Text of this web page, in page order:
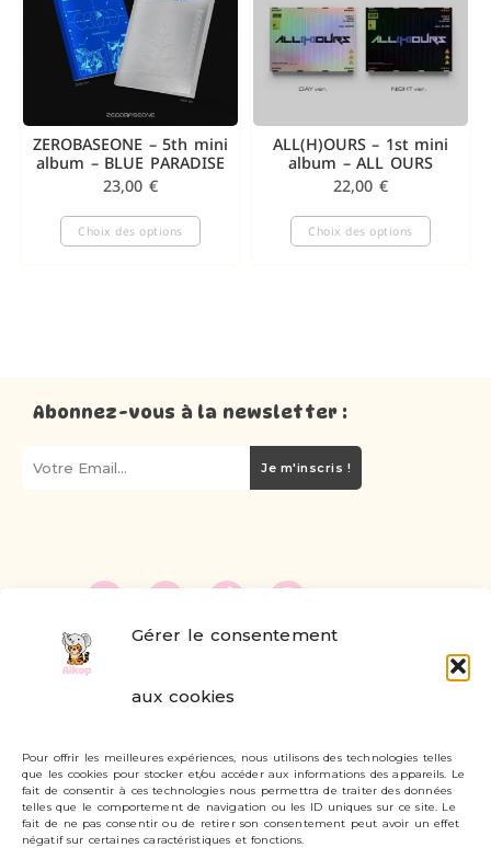
Gérer le consentement
aux cookies
Pour offrir les meilleures expériences, nous utilisons des technologies telles
que les cookies pour stocker et/ou accéder aux informations des appareils. Le
fait de consentir à ces technologies nous permettra de traiter des données
telles que le comportement de navigation ou les ID uniques sur ce site. Le
fait de ne pas consentir ou de retirer son consentement peut avoir un effet
négatif sur certaines caractéristiques et fonctions.
ZEROBASEONE – 5th mini
album – BLUE PARADISE
23,00 €
Choix des options
ALL(H)OURS – 1st mini
album – ALL OURS
22,00 €
Choix des options
Abonnez-vous à la newsletter :
Je m'inscris !
Livraisons et retours
Mon compte